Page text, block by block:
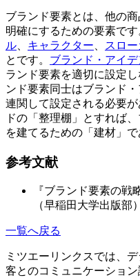
ブランド要素とは、他の
明確にするための要素です
ル
キャラクター スロ
とです。 ブランド・アイデ
ランド要素を適切に設定
ンド要素同士はブランド
連関して設定される必要
ドの「整理棚」とすれば
を建てるための「建材」で
参考文献
『ブランド要素の
（早稲田大学出版部）
一覧へ戻る
ミツエーリンクスでは、
客とのコミュニケーショ